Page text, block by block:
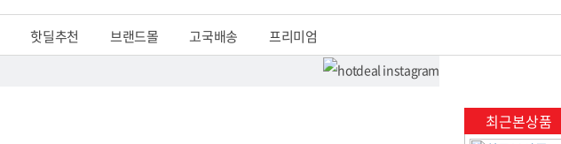
핫딜추천 브랜드몰 고국배송
프리미엄
최근본상품